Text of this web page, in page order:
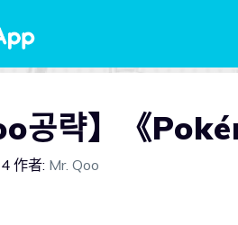
공략】《
作者: Mr. Qoo